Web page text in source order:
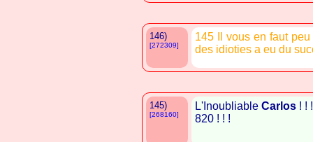
146)
[272309]
145 Il vous en faut
des idioties a eu du
145)
[268160]
L'Inoubliable Carlos ! !
820 ! ! !